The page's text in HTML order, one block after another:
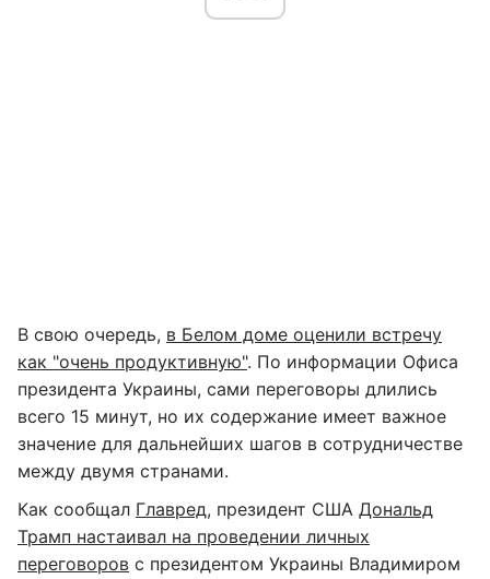
В свою очередь, в Белом доме оценили встречу
как "очень продуктивную". По информации Офиса
президента Украины, сами переговоры длились
всего 15 минут, но их содержание имеет важное
значение для дальнейших шагов в сотрудничестве
между двумя странами.
Как сообщал Главред, президент США Дональд
Трамп настаивал на проведении личных
переговоров с президентом Украины Владимиром